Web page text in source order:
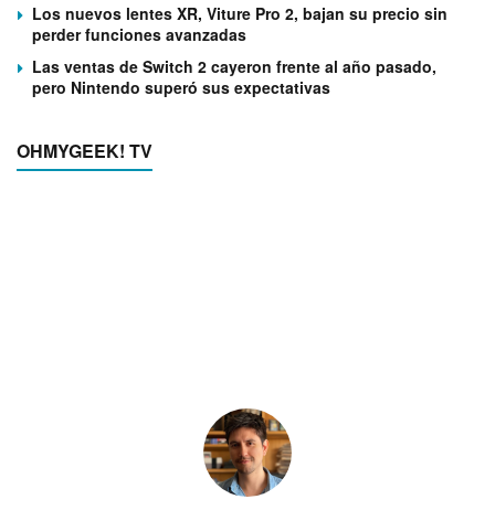
Los nuevos lentes XR, Viture Pro 2, bajan su precio sin
perder funciones avanzadas
Las ventas de Switch 2 cayeron frente al año pasado,
pero Nintendo superó sus expectativas
OHMYGEEK! TV